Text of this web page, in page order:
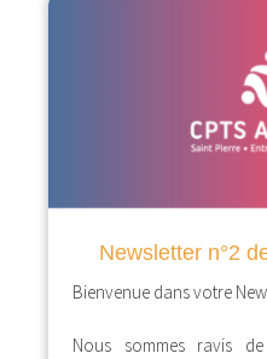
Newsletter n°2
Bienvenue dans votre
Nous sommes ravis